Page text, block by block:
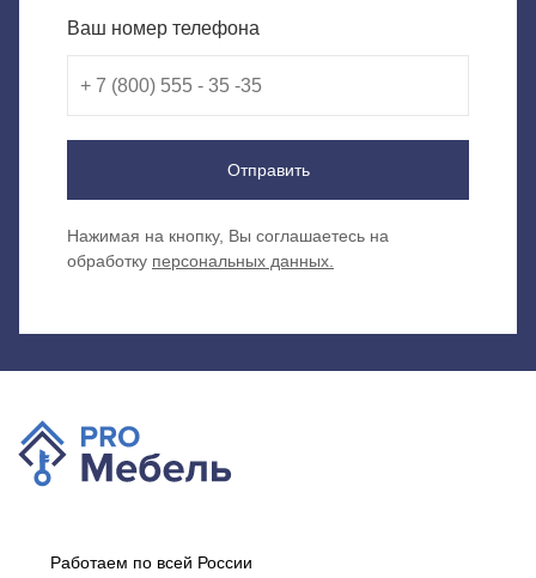
Ваш номер телефона
Нажимая на кнопку, Вы соглашаетесь на
обработку персональных данных.
Отправить
Работаем по всей России